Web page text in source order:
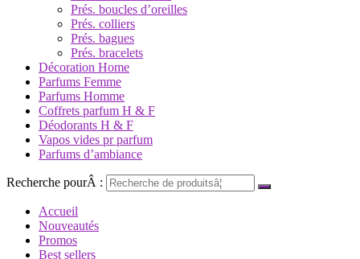
Prés. boucles d’oreilles
Prés. colliers
Prés. bagues
Prés. bracelets
Décoration Home
Parfums Femme
Parfums Homme
Coffrets parfum H & F
Déodorants H & F
Vapos vides pr parfum
Parfums d’ambiance
Recherche pourÂ :
Accueil
Nouveautés
Promos
Best sellers